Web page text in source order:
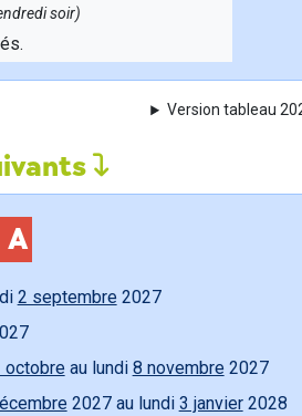
soir)
Version tableau
A
2 septembre 2027
octobre au lundi 8 novembre 2027
2027 au lundi 3 janvier2028